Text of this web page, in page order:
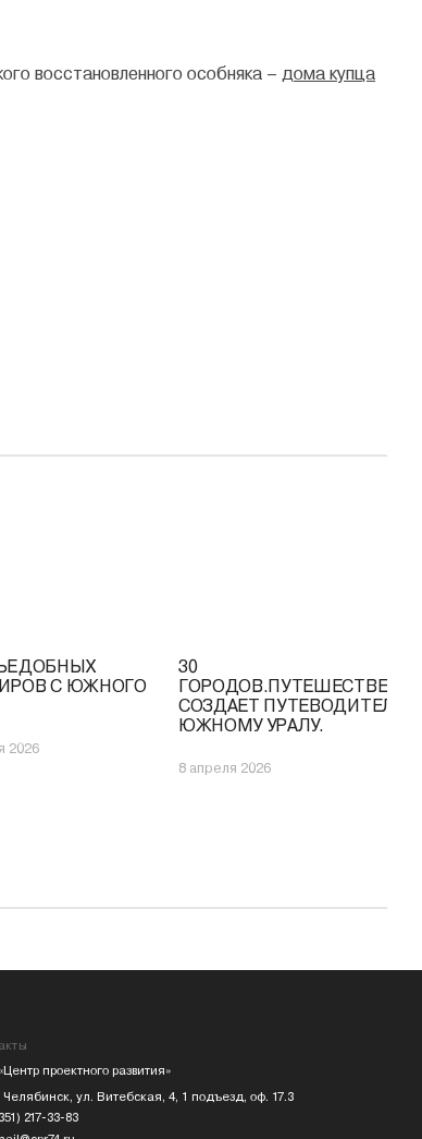
восстановленного особняка – дома купца
С ЮЖНОГО
2026
30
СОЗДАЕТ ПУТЕВОДИТЕЛЬ
ЮЖНОМУ УРАЛУ.
8 апреля 2026
проектного развития»
Челябинск, ул. Витебская, 4, 1 подъезд, оф. 17.3
217-33-83